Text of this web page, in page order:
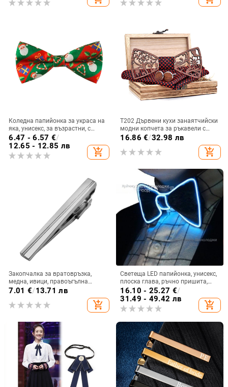
аксесоар, електроплакиране,
Коледна папийонка за украса на
яка, унисекс, за възрастни, с
мотиви Дядо Коледа и Снежен
човек
6.47 - 6.57 €/
12.65 - 12.85 лв
add_shopping_cart
T202 Дървени кухи занаятчийски
модни копчета за ръкавели с
джобни кърпи, комплект
ежедневна сватбена папионка
16.86 €/32.98 лв
add_shopping_cart
Закопчалка за вратовръзка,
медна, ивици, правоъгълна
форма, електроплакирана
7.01 €/13.71 лв
add_shopping_cart
Светеща LED папийонка, унисекс,
плоска глава, ръчно пришита,
пластмасова, райета, за партита
и бар декор
16.10 - 25.27 €/
31.49 - 49.42 лв
add_shopping_cart